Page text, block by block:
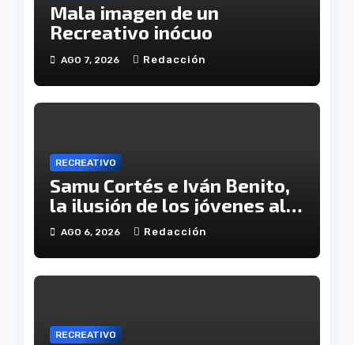
Mala imagen de un
Recreativo inócuo
AGO 7, 2026 Redacción
RECREATIVO
Samu Cortés e Iván Benito,
la ilusión de los jóvenes al
servicio del Decano
AGO 6, 2026 Redacción
RECREATIVO